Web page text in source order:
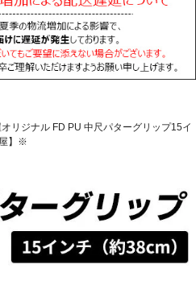
リジナル FD PU 中尺パターグリップ15イ
】※